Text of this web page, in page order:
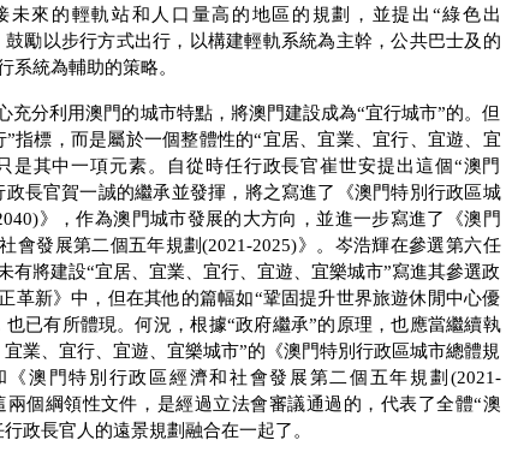
未來的輕軌站和人口量高的地區的規劃，並提出“綠色出
鼓勵以步行方式出行，以構建輕軌系統為主幹，公共巴士及的
系統為輔助的策略。
充分利用澳門的城市特點，將澳門建設成為“宜行城市”的。但
”指標，而是屬於一個整體性的“宜居、宜業、宜行、宜遊、宜
是其中一項元素。自從時任行政長官崔世安提出這個“澳門
政長官賀一誠的繼承並發揮，將之寫進了《澳門特別行政區城
》，作為澳門城市發展的大方向，並進一步寫進了《澳門
會發展第二個五年規劃(2021-2025)》。岑浩輝在參選第六任
有將建設“宜居、宜業、宜行、宜遊、宜樂城市”寫進其參選政
革新》中，但在其他的篇幅如“鞏固提升世界旅遊休閒中心優
也已有所體現。何況，根據“政府繼承”的原理，也應當繼續執
業、宜行、宜遊、宜樂城市”的《澳門特別行政區城市總體規
《澳門特別行政區經濟和社會發展第二個五年規劃 (2021-
兩個綱領性文件，是經過立法會審議通過的，代表了全體“澳
政長官人的遠景規劃融合在一起了。